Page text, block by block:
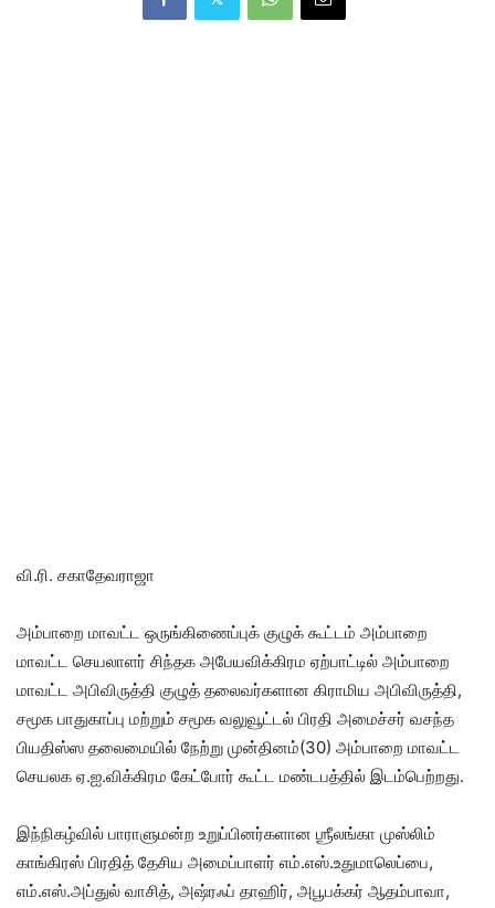
வி.ரி. சகாதேவராஜா
அம்பாறை மாவட்ட ஒருங்கிணைப்புக் குழுக் கூட்டம் அம்பாறை
மாவட்ட செயலாளர் சிந்தக அபேயவிக்கிரம ஏற்பாட்டில் அம்பாறை
மாவட்ட அபிவிருத்தி குழுத் தலைவர்களான கிராமிய அபிவிருத்தி,
சமூக பாதுகாப்பு மற்றும் சமூக வலுவூட்டல் பிரதி அமைச்சர் வசந்த
பியதிஸ்ஸ தலைமையில் நேற்று முன்தினம்(30) அம்பாறை மாவட்ட
செயலக ஏ.ஐ.விக்கிரம கேட்போர் கூட்ட மண்டபத்தில் இடம்பெற்றது.
இந்நிகழ்வில் பாராளுமன்ற உறுப்பினர்களான ஶ்ரீலங்கா முஸ்லிம்
காங்கிரஸ் பிரதித் தேசிய அமைப்பாளர் எம்.எஸ்.உதுமாலெப்பை,
எம்.எஸ்.அப்துல் வாசித், அஷ்ரஃப் தாஹிர், அபூபக்கர் ஆதம்பாவா,